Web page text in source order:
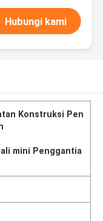
Hubungi kami
Konstruksi Pen
mini Penggantia